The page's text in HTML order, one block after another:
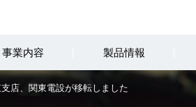
事業内容 製品情報
店、関東電設が移転しました